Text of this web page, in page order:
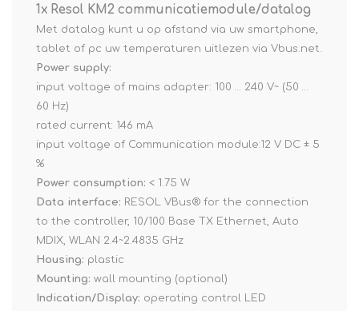
1x Resol KM2 communicatiemodule/datalog
Met datalog kunt u op afstand via uw smartphone,
tablet of pc uw temperaturen uitlezen via Vbus.net.
Power supply:
input voltage of mains adapter: 100 … 240 V~ (50 …
60 Hz)
rated current: 146 mA
input voltage of Communication module:12 V DC ± 5
%
Power consumption: < 1.75 W
Data interface: RESOL VBus® for the connection
to the controller, 10/100 Base TX Ethernet, Auto
MDIX, WLAN 2.4~2.4835 GHz
Housing: plastic
Mounting: wall mounting (optional)
Indication/Display: operating control LED